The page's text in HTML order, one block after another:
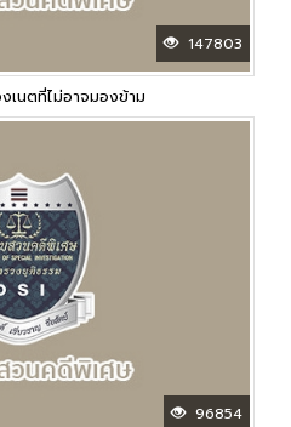
147803
เนตที่ไม่อาจมองข้าม
96854